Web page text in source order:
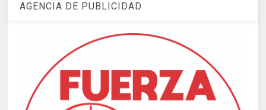
AGENCIA DE PUBLICIDAD